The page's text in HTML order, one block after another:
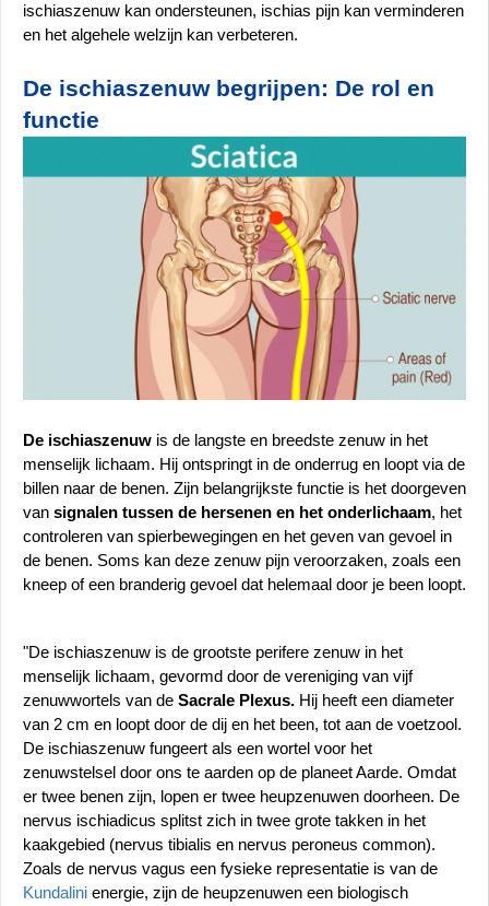
ischiaszenuw kan ondersteunen, ischias pijn kan verminderen
en het algehele welzijn kan verbeteren.
De ischiaszenuw begrijpen: De rol en
functie
De ischiaszenuw is de langste en breedste zenuw in het
menselijk lichaam. Hij ontspringt in de onderrug en loopt via de
billen naar de benen. Zijn belangrijkste functie is het doorgeven
van signalen tussen de hersenen en het onderlichaam, het
controleren van spierbewegingen en het geven van gevoel in
de benen. Soms kan deze zenuw pijn veroorzaken, zoals een
kneep of een branderig gevoel dat helemaal door je been loopt.
"De ischiaszenuw is de grootste perifere zenuw in het
menselijk lichaam, gevormd door de vereniging van vijf
zenuwwortels van de Sacrale Plexus. Hij heeft een diameter
van 2 cm en loopt door de dij en het been, tot aan de voetzool.
De ischiaszenuw fungeert als een wortel voor het
zenuwstelsel door ons te aarden op de planeet Aarde. Omdat
er twee benen zijn, lopen er twee heupzenuwen doorheen. De
nervus ischiadicus splitst zich in twee grote takken in het
kaakgebied (nervus tibialis en nervus peroneus common).
Zoals de nervus vagus een fysieke representatie is van de
Kundalini energie, zijn de heupzenuwen een biologisch